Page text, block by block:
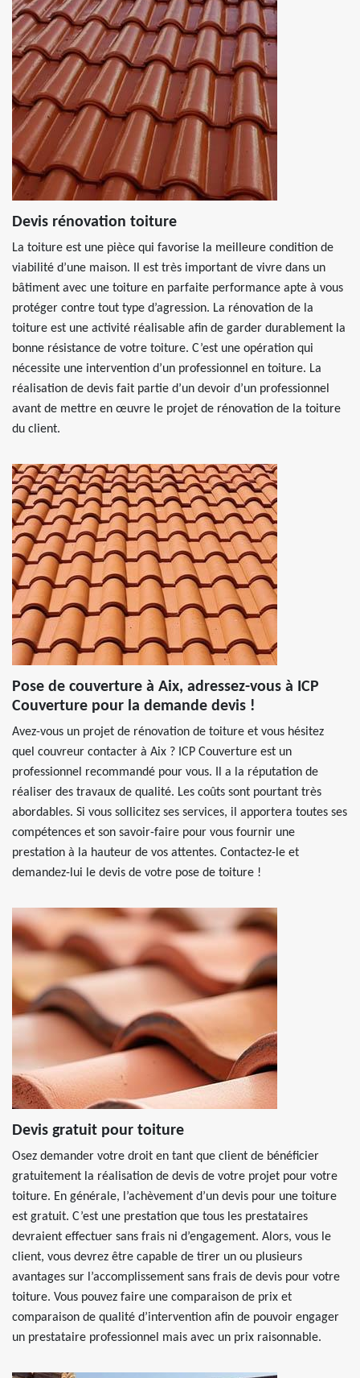
Devis rénovation toiture
La toiture est une pièce qui favorise la meilleure condition de
viabilité d’une maison. Il est très important de vivre dans un
bâtiment avec une toiture en parfaite performance apte à vous
protéger contre tout type d’agression. La rénovation de la
toiture est une activité réalisable afin de garder durablement la
bonne résistance de votre toiture. C’est une opération qui
nécessite une intervention d’un professionnel en toiture. La
réalisation de devis fait partie d’un devoir d’un professionnel
avant de mettre en œuvre le projet de rénovation de la toiture
du client.
Pose de couverture à Aix, adressez-vous à ICP
Couverture pour la demande devis !
Avez-vous un projet de rénovation de toiture et vous hésitez
quel couvreur contacter à Aix ? ICP Couverture est un
professionnel recommandé pour vous. Il a la réputation de
réaliser des travaux de qualité. Les coûts sont pourtant très
abordables. Si vous sollicitez ses services, il apportera toutes ses
compétences et son savoir-faire pour vous fournir une
prestation à la hauteur de vos attentes. Contactez-le et
demandez-lui le devis de votre pose de toiture !
Devis gratuit pour toiture
Osez demander votre droit en tant que client de bénéficier
gratuitement la réalisation de devis de votre projet pour votre
toiture. En générale, l’achèvement d’un devis pour une toiture
est gratuit. C’est une prestation que tous les prestataires
devraient effectuer sans frais ni d’engagement. Alors, vous le
client, vous devrez être capable de tirer un ou plusieurs
avantages sur l’accomplissement sans frais de devis pour votre
toiture. Vous pouvez faire une comparaison de prix et
comparaison de qualité d’intervention afin de pouvoir engager
un prestataire professionnel mais avec un prix raisonnable.